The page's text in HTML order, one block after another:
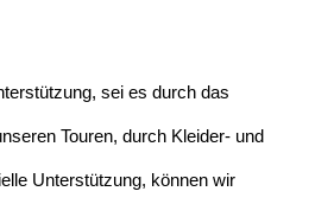
sei es durch das
Touren, durch Kleider- und
Unterstützung, können wir